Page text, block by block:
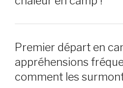
Premier départ en
appréhensions
comment les